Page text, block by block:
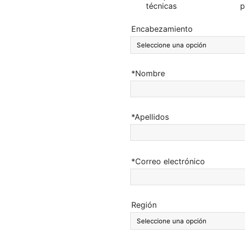
técnicas
Encabezamiento
*Nombre
*Apellidos
*Correo electrónico
Región